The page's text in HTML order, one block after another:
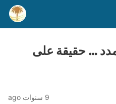
… حقيقة على
9 سنوات ago